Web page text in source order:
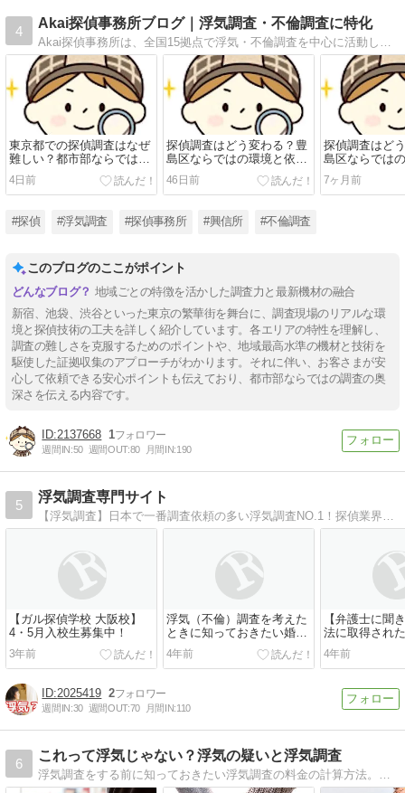
4
Akai探偵事務所ブログ｜浮気調査・不倫調査に特化
東京都での探偵調査はなぜ
難しい？都市部ならではの
特徴と依頼時のポイント
4日前
探偵調査はどう変わる？豊
島区ならではの環境と依頼
時のポイント
46日前
探偵調査はど
島区ならでは
時のポイント
7ヶ月前
#探偵 #浮気調査 #探偵事務所 #興信所 #不倫調査
このブログのここがポイント
地域ごとの特徴を活かした調査力と最新機材の融合
新宿、池袋、渋谷といった東京の繁華街を舞台に、調査現場のリアルな環
境と探偵技術の工夫を詳しく紹介しています。各エリアの特性を理解し、
調査の難しさを克服するためのポイントや、地域最高水準の機材と技術を
駆使した証拠収集のアプローチがわかります。それに伴い、お客さまが安
心して依頼できる安心ポイントも伝えており、都市部ならではの調査の奥
深さを伝える内容です。
2137668 1
週間IN:50 週間OUT:80 月間IN:190
5
浮気調査専門サイト
【ガル探偵学校 大阪校】
4・5月入校生募集中！
3年前
浮気（不倫）調査を考えた
ときに知っておきたい婚姻
費用（婚費）の計算方法に
ついてまとめてみました。
4年前
【弁護士に聞
法に取得され
気を証明する
すか？
4年前
2025419 2
週間IN:30 週間OUT:70 月間IN:110
6
これって浮気じゃない？浮気の疑いと浮気調査